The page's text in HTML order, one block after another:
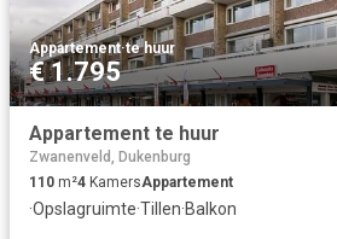
Appartement·te huur
€ 1.795
Appartement te huur
Zwanenveld, Dukenburg
110 m²4 KamersAppartement
·Opslagruimte·Tillen·Balkon